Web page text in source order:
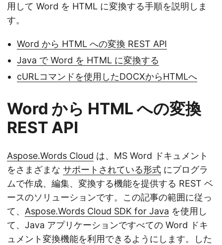
用して Word を HTML に変換する手順を説明しま
す。
Word から HTML への変換 REST API
Java で Word を HTML に変換する
cURLコマンドを使用したDOCXからHTMLへ
Word から HTML への変換
REST API
Aspose.Words Cloud は、MS Word ドキュメント
をさまざまな サポートされている形式 にプログラ
ムで作成、編集、変換する機能を提供する REST ベ
ースのソリューションです。この記事の範囲に従っ
て、 Aspose.Words Cloud SDK for Java を使用し
て、Java アプリケーションですべての Word ドキ
ュメント変換機能を利用できるようにします。した